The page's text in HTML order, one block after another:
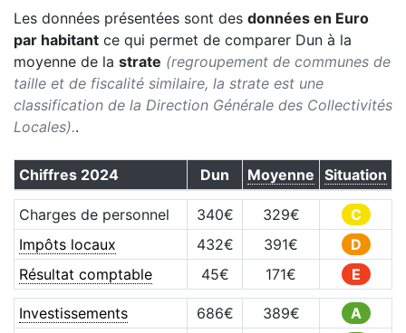
Les données présentées sont des données en Euro
par habitant ce qui permet de comparer Dun à la
moyenne de la strate (regroupement de communes de
taille et de fiscalité similaire, la strate est une
classification de la Direction Générale des Collectivités
Locales)..
Chiffres 2024 Dun Moyenne Situation
Charges de personnel 340€ 329€
C
Impôts locaux
432€ 391€
D
Résultat comptable
45€ 171€ E
Investissements 686€ 389€
A